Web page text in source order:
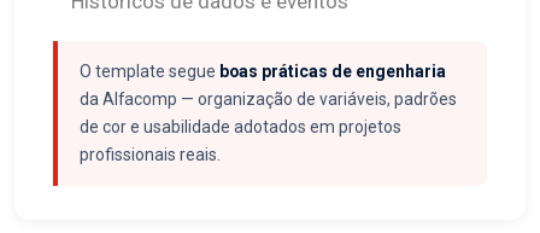
O template segue boas práticas de engenharia
da Alfacomp — organização de variáveis, padrões
de cor e usabilidade adotados em projetos
profissionais reais.